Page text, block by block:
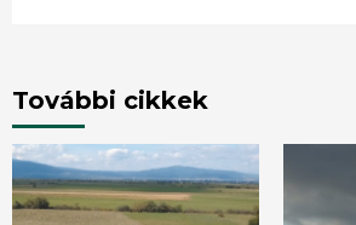
További cikkek